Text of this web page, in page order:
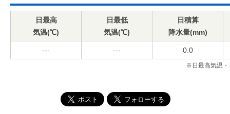
日最高
気温(℃)
日最低
気温(℃)
日積算
降水量(mm)
--- --- 0.0
※日最高気温・